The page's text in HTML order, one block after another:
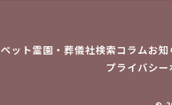
ペット霊園・葬儀社検索コラムお知
プライバシー